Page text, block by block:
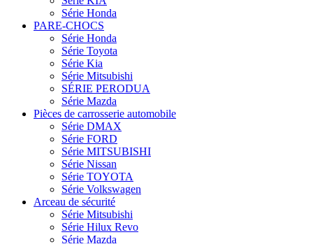
Série Honda
PARE-CHOCS
Série Honda
Série Toyota
Série Kia
Série Mitsubishi
SÉRIE PERODUA
Série Mazda
Pièces de carrosserie automobile
Série DMAX
Série FORD
Série MITSUBISHI
Série Nissan
Série TOYOTA
Série Volkswagen
Arceau de sécurité
Série Mitsubishi
Série Hilux Revo
Série Mazda